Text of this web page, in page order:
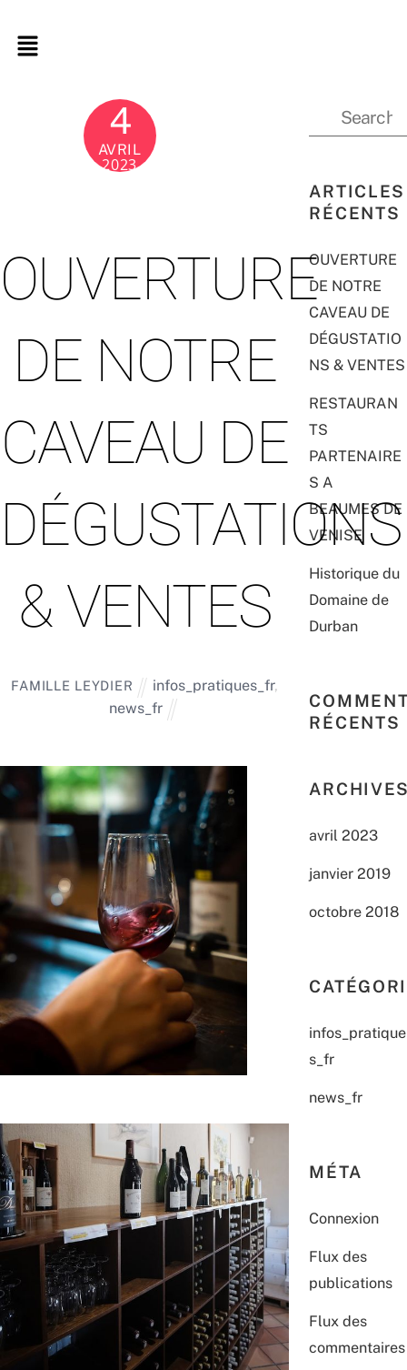
4
AVRIL
2023
OUVERTURE
DE NOTRE
CAVEAU DE
DÉGUSTATIONS
& VENTES
FAMILLE LEYDIER infos_pratiques_fr,
news_fr
ARTICLES
RÉCENTS
OUVERTURE
DE NOTRE
CAVEAU DE
DÉGUSTATIO
NS & VENTES
RESTAURAN
TS
PARTENAIRE
S A
BEAUMES DE
VENISE
Historique du
Domaine de
Durban
RÉCENTS
avril 2023
janvier 2019
octobre 2018
infos_pratique
s_fr
news_fr
MÉTA
Connexion
Flux des
publications
Flux des
commentaires